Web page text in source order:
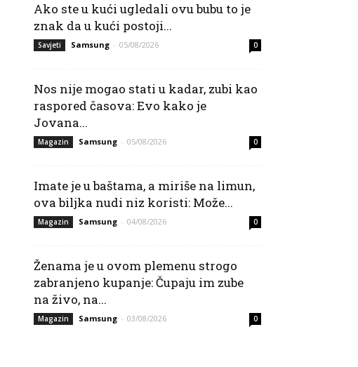
Ako ste u kući ugledali ovu bubu to je
znak da u kući postoji...
Savjeti Samsung - 05/08/2026 0
Nos nije mogao stati u kadar, zubi kao
raspored časova: Evo kako je
Jovana...
Magazin Samsung - 05/08/2026 0
Imate je u baštama, a miriše na limun,
ova biljka nudi niz koristi: Može...
Magazin Samsung - 04/08/2026 0
Ženama je u ovom plemenu strogo
zabranjeno kupanje: Čupaju im zube
na živo, na...
Magazin Samsung - 03/08/2026 0